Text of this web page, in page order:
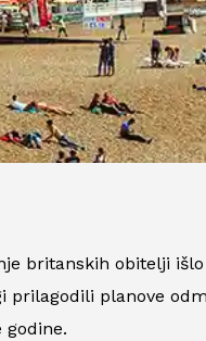
britanskih obitelji
planove